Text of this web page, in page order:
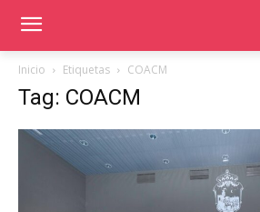
Inicio Etiquetas COACM
Tag: COACM